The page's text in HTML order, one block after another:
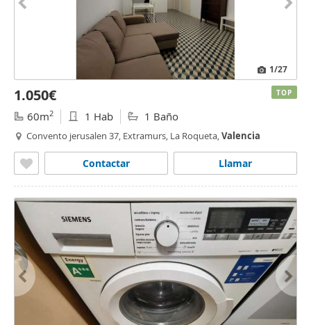
1/27
1.050€
60m2 1 Hab 1 Baño
Convento jerusalen 37, Extramurs, La Roqueta,Valencia
Llamar
Contactar
TOP